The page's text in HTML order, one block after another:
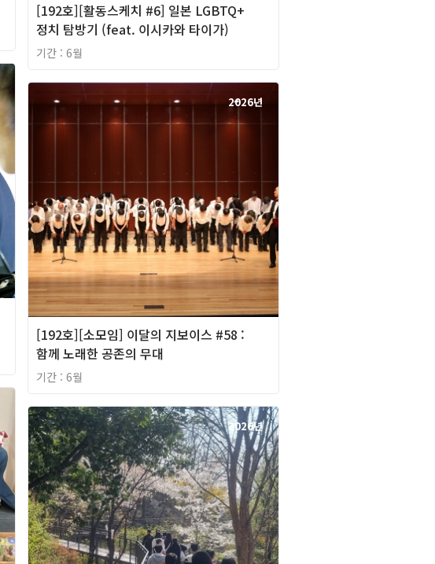
[192호][활동스케치 #6] 일본 LGBTQ+
정치 탐방기 (feat. 이시카와 타이가)
기간 : 6월
2026년
[192호][소모임] 이달의 지보이스 #58 :
함께 노래한 공존의 무대
기간 : 6월
2026년